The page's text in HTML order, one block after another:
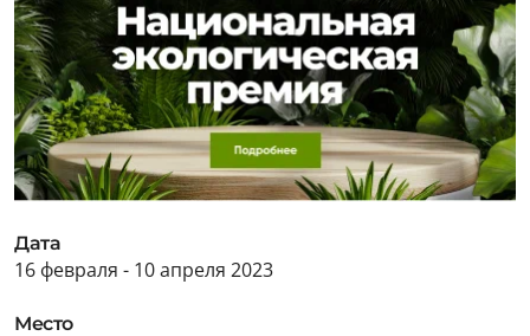
Дата
16 февраля - 10 апреля 2023
Место